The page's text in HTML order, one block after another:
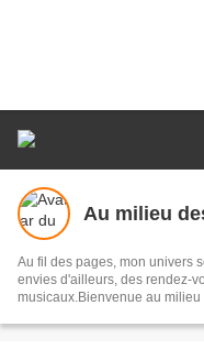
Au milieu
Au fil des pages, mon univers
envies d'ailleurs, des rendez-
musicaux.Bienvenue au milieu